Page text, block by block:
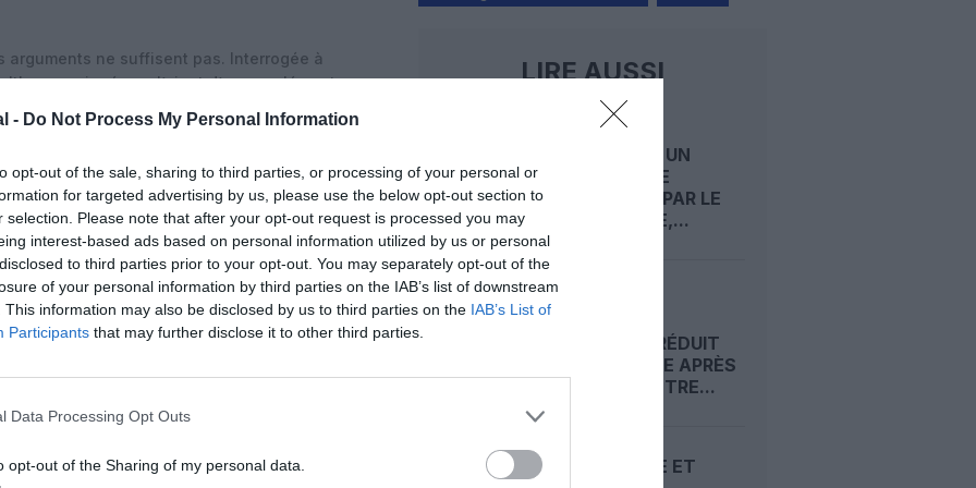
- Do Not Process My Personal Information
opt-out of the sale, sharing to third parties, or processing of your personal or
for targeted advertising by us, please use the below opt-out section to
selection. Please note that after your opt-out request is processed you may
interest-based ads based on personal information utilized by us or personal
to third parties prior to your opt-out. You may separately opt-out of the
of your personal information by third parties on the IAB’s list of downstream
This information may also be disclosed by us to third parties on the IAB’s List of
Participants that may further disclose it to other third parties.
Data Processing Opt Outs
opt-out of the Sharing of my personal data.
arguments ne suffisent pas. Interrogée à
Itkonen a jugé que l’ajout d’un supplément
des Transports Philippe Tabarot a demandé
jugeant qu’il pourrait créer «
de vérifier sa conformité au droit européen de
aux transports Apostolos Tzitzikostas a déclaré
du carburant ne constituent pas des «
qui renforce la protection des
de vols. Selon Apostolos Tzitzikostas, il
les compagnies semblaient ignorer
s’approvisionner en carburant, ce qui empêche
et exonère les compagnies aériennes
LIRE AUSSI
BRUSSELS
AIRLINES : UN
SEMESTRE
PÉNALISÉ PAR LE
KÉROSÈNE,...
AIRLINES RÉDUIT
LA VOILURE APRÈS
UN SEMESTRE...
KÉROSÈNE ET